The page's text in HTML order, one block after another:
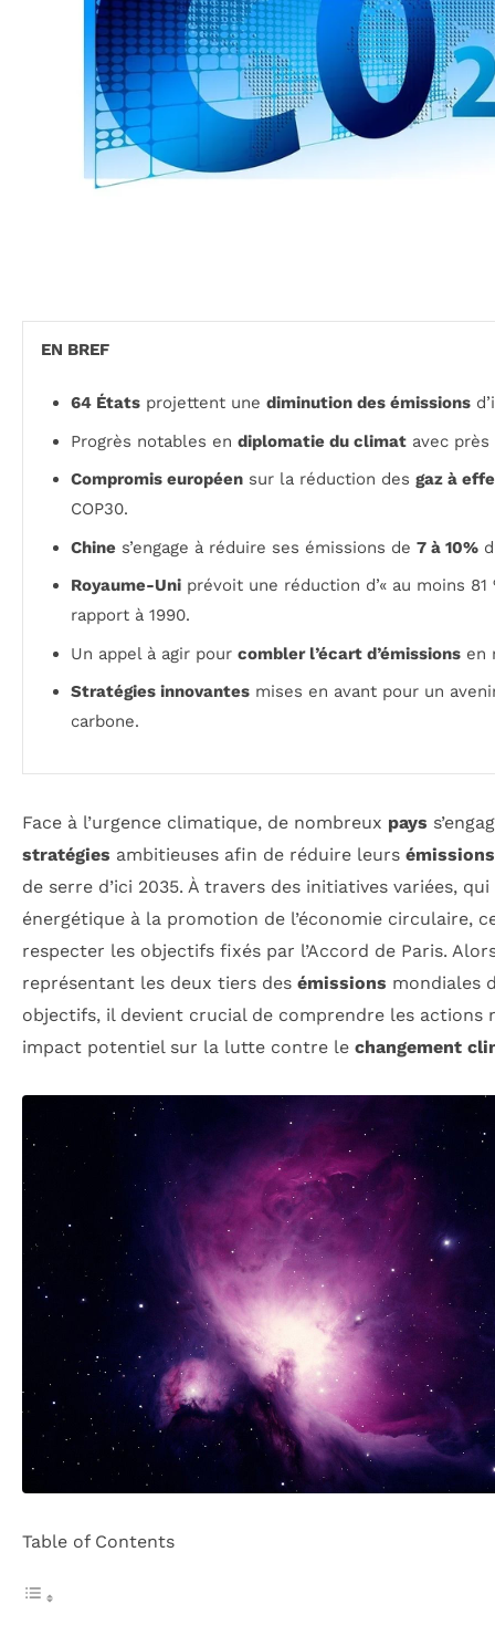
EN BREF
64 États projettent une diminution des émissions
Progrès notables en diplomatie du climat avec près
Compromis européen sur la réduction des gaz à
COP30.
Chine s’engage à réduire ses émissions de 7 à 10%
Royaume-Uni prévoit une réduction d’« au moins
rapport à 1990.
Un appel à agir pour combler l’écart d’émissions en
Stratégies innovantes mises en avant pour un
carbone.
Face à l’urgence climatique, de nombreux pays
stratégies ambitieuses afin de réduire leurs
de serre d’ici 2035. À travers des initiatives variées,
énergétique à la promotion de l’économie circulaire,
respecter les objectifs fixés par l’Accord de Paris.
représentant les deux tiers des émissions mondiales
objectifs, il devient crucial de comprendre les actions
impact potentiel sur la lutte contre le changement
Table of Contents